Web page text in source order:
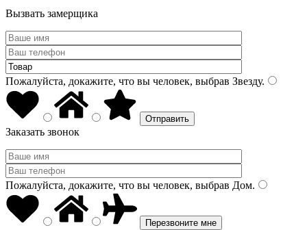
Вызвать замерщика
Пожалуйста, докажите, что вы человек, выбрав Звезду.
Заказать звонок
Пожалуйста, докажите, что вы человек, выбрав Дом.